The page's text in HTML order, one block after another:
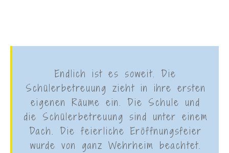
Endlich ist es soweit. Die
Schülerbetreuung zieht in ihre ersten
eigenen Räume ein. Die Schule und
die Schülerbetreuung sind unter einem
Dach. Die feierliche Eröffnungsfeier
wurde von ganz Wehrheim beachtet.